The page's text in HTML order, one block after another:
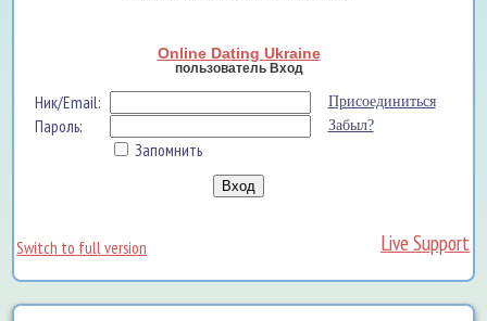
Online Dating Ukraine
пользователь Вход
Ник/Email: Присоединиться
Пароль: Забыл?
Запомнить
Switch to full version Live Support